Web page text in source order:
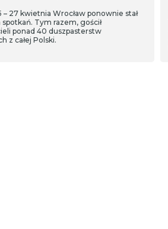
– 27 kwietnia Wrocław ponownie stał
Tym razem, gościł
ponad 40 duszpasterstw
z całej Polski.